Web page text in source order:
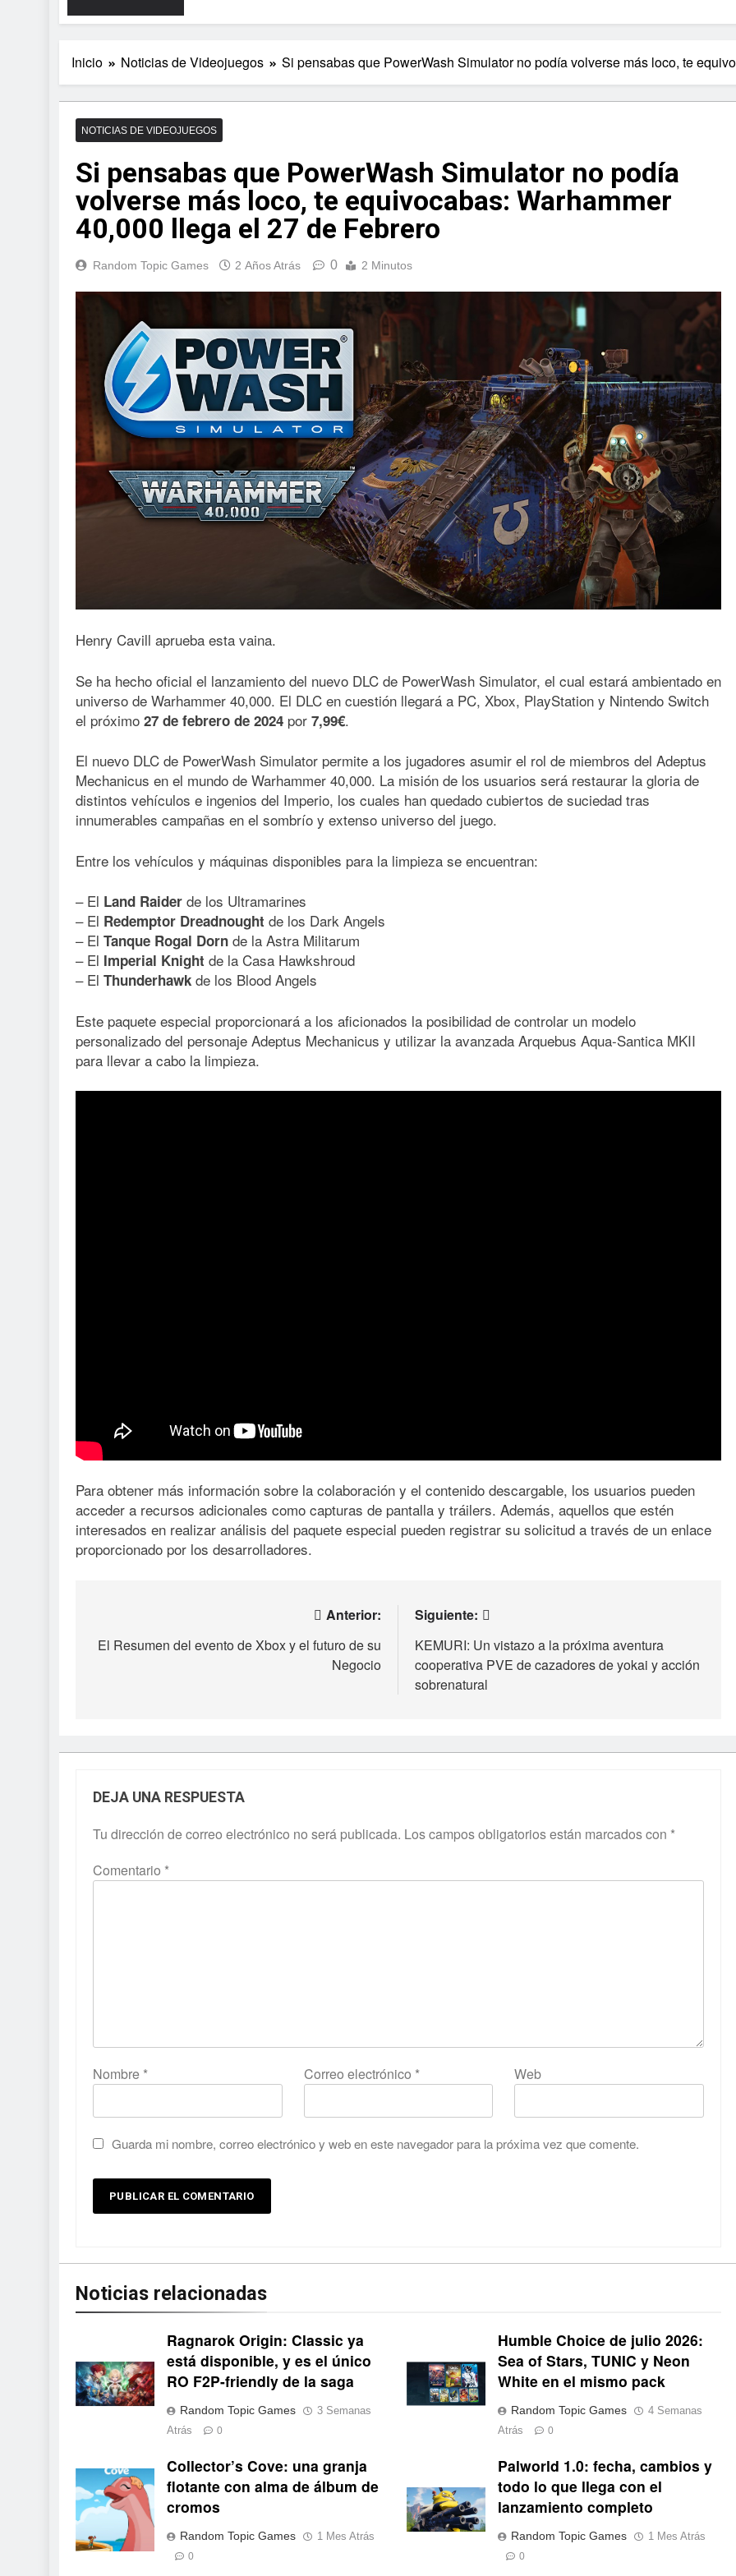
Inicio Noticias de Videojuegos Si pensabas que PowerWash Simulator no podía volverse más loco, te
NOTICIAS DE VIDEOJUEGOS
Si pensabas que PowerWash Simulator no podía
volverse más loco, te equivocabas: Warhammer
40,000 llega el 27 de Febrero
Random Topic Games 2 Años Atrás 0 2 Minutos
Henry Cavill aprueba esta vaina.
Se ha hecho oficial el lanzamiento del nuevo DLC de PowerWash Simulator, el cual estará ambientado en
universo de Warhammer 40,000. El DLC en cuestión llegará a PC, Xbox, PlayStation y Nintendo Switch
el próximo 27 de febrero de 2024 por 7,99€.
El nuevo DLC de PowerWash Simulator permite a los jugadores asumir el rol de miembros del Adeptus
Mechanicus en el mundo de Warhammer 40,000. La misión de los usuarios será restaurar la gloria de
distintos vehículos e ingenios del Imperio, los cuales han quedado cubiertos de suciedad tras
innumerables campañas en el sombrío y extenso universo del juego.
Entre los vehículos y máquinas disponibles para la limpieza se encuentran:
– El Land Raider de los Ultramarines
– El Redemptor Dreadnought de los Dark Angels
– El Tanque Rogal Dorn de la Astra Militarum
– El Imperial Knight de la Casa Hawkshroud
– El Thunderhawk de los Blood Angels
Este paquete especial proporcionará a los aficionados la posibilidad de controlar un modelo
personalizado del personaje Adeptus Mechanicus y utilizar la avanzada Arquebus Aqua-Santica MKII
para llevar a cabo la limpieza.
Para obtener más información sobre la colaboración y el contenido descargable, los usuarios pueden
acceder a recursos adicionales como capturas de pantalla y tráilers. Además, aquellos que estén
interesados en realizar análisis del paquete especial pueden registrar su solicitud a través de un enlace
proporcionado por los desarrolladores.
de
Anterior:
El Resumen del evento de Xbox y el futuro de su
Negocio
Siguiente:
KEMURI: Un vistazo a la próxima aventura
cooperativa PVE de cazadores de yokai y acción
sobrenatural
DEJA UNA RESPUESTA
Tu dirección de correo electrónico no será publicada. Los campos obligatorios están marcados con *
Comentario *
Nombre * Correo electrónico * Web
Guarda mi nombre, correo electrónico y web en este navegador para la próxima vez que comente.
Noticias relacionadas
Ragnarok Origin: Classic ya
está disponible, y es el único
RO F2P-friendly de la saga
Random Topic Games
3 Semanas
Atrás
0
Humble Choice de julio 2026:
Sea of Stars, TUNIC y Neon
White en el mismo pack
Random Topic Games
4 Semanas
Atrás
0
Collector's Cove
Collector’s Cove: una granja
flotante con alma de álbum de
cromos
Random Topic Games 1 Mes Atrás
0
Palworld 1.0: fecha, cambios y
todo lo que llega con el
lanzamiento completo
Random Topic Games 1 Mes Atrás
0